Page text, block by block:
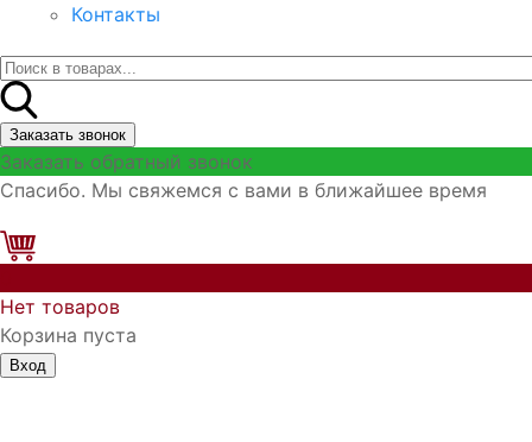
Контакты
Заказать звонок
Заказать обратный звонок
Спасибо. Мы свяжемся с вами в ближайшее время
Нет товаров
Корзина пуста
Вход